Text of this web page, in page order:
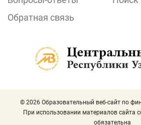
Обратная связь
© 2026 Образовательный веб-сайт по
При использовании материалов сайта
обязательна